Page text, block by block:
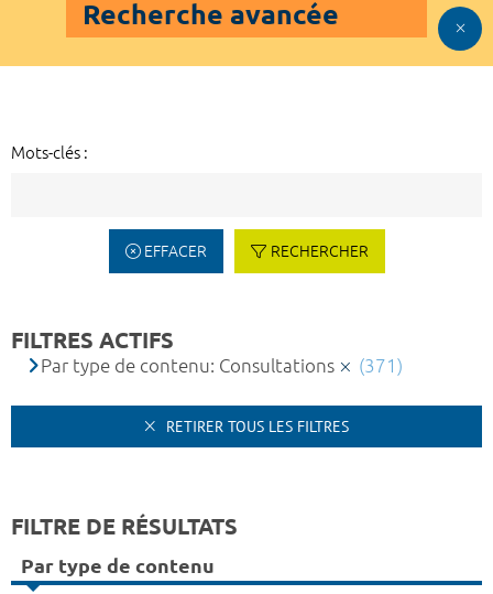
Recherche avancée
Mots-clés :
EFFACER RECHERCHER
FILTRES ACTIFS
Par type de contenu: Consultations (371)
RETIRER TOUS LES FILTRES
FILTRE DE RÉSULTATS
Par type de contenu